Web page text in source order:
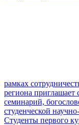
рамках
региона приглашает
семинарий,
студенческой
Студенты первого